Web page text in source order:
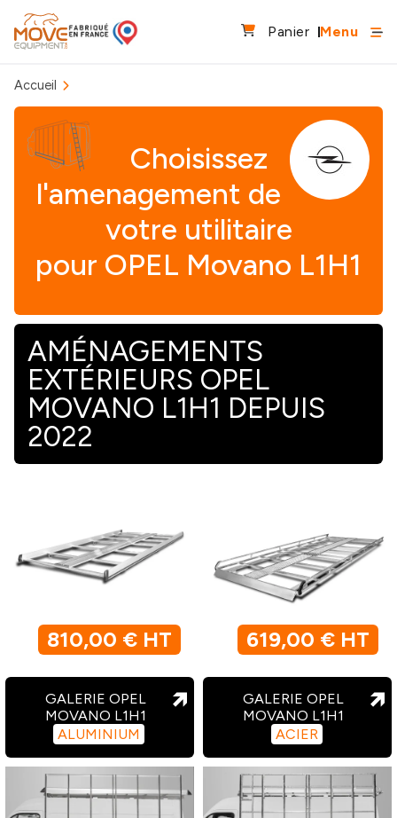
Panier Menu
Accueil
Choisissez
l'amenagement de
votre utilitaire
pour OPEL Movano L1H1
AMÉNAGEMENTS
EXTÉRIEURS OPEL
MOVANO L1H1 DEPUIS
2022
810,00 € HT
GALERIE OPEL
MOVANO L1H1
ALUMINIUM
619,00 € HT
GALERIE OPEL
MOVANO L1H1
ACIER